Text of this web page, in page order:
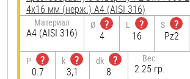
4х16 мм (нерж.) A4 (AISI 316)
Материал
A4 (AISI 316)
Ø
?
4
L
?
16
S
?
Pz2
P
?
0.7
k
?
3,1
dk
?
8
Вес:
2.25 гр.